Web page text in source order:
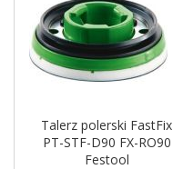
Talerz polerski FastFix
PT-STF-D90 FX-RO90
Festool